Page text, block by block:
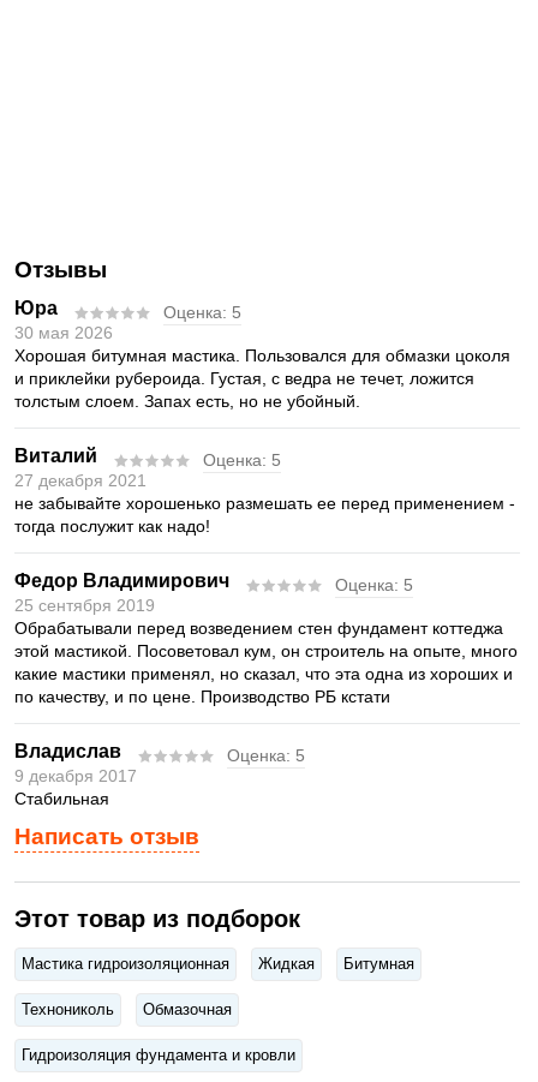
Написать отзыв
Отзывы
Юра Оценка: 5
30 мая 2026
Хорошая битумная мастика. Пользовался для обмазки цоколя
и приклейки рубероида. Густая, с ведра не течет, ложится
толстым слоем. Запах есть, но не убойный.
Виталий Оценка: 5
27 декабря 2021
не забывайте хорошенько размешать ее перед применением -
тогда послужит как надо!
Федор Владимирович Оценка: 5
25 сентября 2019
Обрабатывали перед возведением стен фундамент коттеджа
этой мастикой. Посоветовал кум, он строитель на опыте, много
какие мастики применял, но сказал, что эта одна из хороших и
по качеству, и по цене. Производство РБ кстати
Владислав Оценка: 5
9 декабря 2017
Стабильная
Этот товар из подборок
Мастика гидроизоляционная Жидкая Битумная
Технониколь Обмазочная
Гидроизоляция фундамента и кровли